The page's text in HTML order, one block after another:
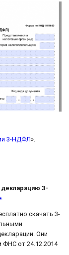
3-НДФЛ».
декларацию 3-
скачать 3-
Они
ФНС от 24.12.2014